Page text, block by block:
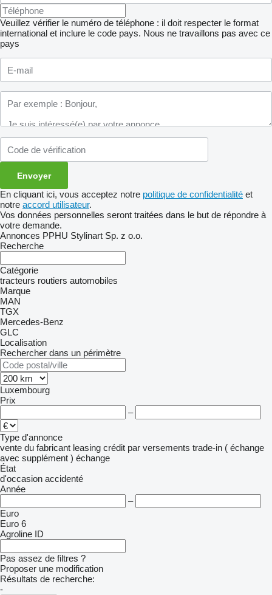
Veuillez vérifier le numéro de téléphone : il doit respecter le format
international et inclure le code pays. Nous ne travaillons pas avec ce
pays
En cliquant ici, vous acceptez notre politique de confidentialité et
notre accord utilisateur.
Vos données personnelles seront traitées dans le but de répondre à
votre demande.
Annonces PPHU Stylinart Sp. z o.o.
Recherche
Catégorie
tracteurs routiers automobiles
Marque
MAN
TGX
Mercedes-Benz
GLC
Localisation
Rechercher dans un périmètre
Luxembourg
Prix
–
Type d'annonce
vente du fabricant leasing crédit par versements trade-in ( échange
avec supplément ) échange
État
d'occasion accidenté
Année
–
Euro
Euro 6
Agroline ID
Pas assez de filtres ?
Proposer une modification
Résultats de recherche:
-